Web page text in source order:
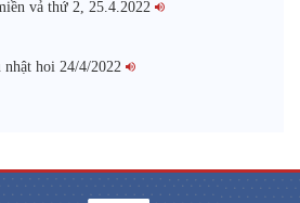
vả thứ 2, 25.4.2022
hoi 24/4/2022